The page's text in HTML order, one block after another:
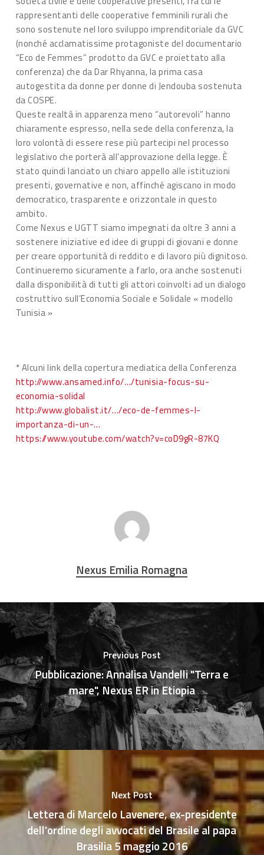
rappresentanti delle cooperative femminili rurali che
sono sostenute nel loro sviluppo imprenditoriale da GVC
(nonché acclamatissime protagoniste del documentario
“Eco de Femmes” prodotto da GVC e proiettato alla
conferenza) che da Dar Rhyanna, la prima casa
autogestita da donne per donne di Jendouba sostenuta
da COSPE.
Queste realtà in apparenza meno “autorevoli” hanno
chiaramente espresso, nella sede della conferenza, la
loro volontà di essere rese più partecipi nel processo
legislativo che porterà all’approvazione della legge. È
stato quindi lanciato un chiaro appello alle istituzioni
presenti, governative e non, affinché agiscano in modo
democratico, trasparente e orizzontale in questo
ambito.
Come Nexus e UGTT siamo impegnati da oltre 3 anni a
sostenere iniziative ed idee di gruppi di giovani e donne
per creare opportunità di reddito e di lavoro più dignitoso.
Continueremo sicuramente a farlo, ora anche sostenuti
dalla disponibilità di tutti gli attori coinvolti ad un dialogo
costruttivo sull’Economia Sociale e Solidale « modello
Tunisia »
* Alcuni link della copertura mediatica della Conferenza
http://www.ansamed.info/…/tunisia-focus-su-
economia-solidal
http://www.globalist.it/…/eco-de-femmes-l-
importanza-di-un-…
https://www.youtube.com/watch?v=coD9gR-87KQ
Nexus Emilia Romagna
Previous Post
Pubblicazione: Annalisa Vandelli "Terra e
mare", Nexus ER in Etiopia
Next Post
Lettera di Marcelo Lavenere, ex-presidente
dell'ordine degli avvocati del Brasile al papa
Brasilia 5 maggio 2016